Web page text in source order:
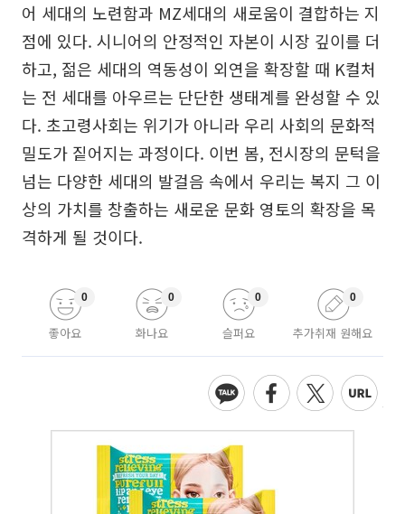
어 세대의 노련함과 MZ세대의 새로움이 결합하는 지
점에 있다. 시니어의 안정적인 자본이 시장 깊이를 더
하고, 젊은 세대의 역동성이 외연을 확장할 때 K컬처
는 전 세대를 아우르는 단단한 생태계를 완성할 수 있
다. 초고령사회는 위기가 아니라 우리 사회의 문화적
밀도가 짙어지는 과정이다. 이번 봄, 전시장의 문턱을
넘는 다양한 세대의 발걸음 속에서 우리는 복지 그 이
상의 가치를 창출하는 새로운 문화 영토의 확장을 목
격하게 될 것이다.
좋아요
0
화나요
0
슬퍼요
0
추가취재 원해요
0